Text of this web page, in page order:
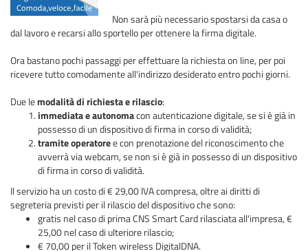
Non sarà più necessario spostarsi da casa o
dal lavoro e recarsi allo sportello per ottenere la firma digitale.
Ora bastano pochi passaggi per effettuare la richiesta on line, per poi
ricevere tutto comodamente all'indirizzo desiderato entro pochi giorni.
Due lemodalità di richiesta e rilascio:
immediata e autonomacon autenticazione digitale, se si è già in
possesso di un dispositivo di firma in corso di validità;
tramite operatoree con prenotazione del riconoscimento che
avverrà via webcam, se non si è già in possesso di un dispositivo
di firma in corso di validità.
Il servizio ha un costo di € 29,00 IVA compresa, oltre ai diritti di
segreteria previsti per il rilascio del dispositivo che sono:
gratis nel caso di prima CNS Smart Card rilasciata all'impresa, €
25,00 nel caso di ulteriore rilascio;
€ 70,00 per il Token wireless DigitalDNA.